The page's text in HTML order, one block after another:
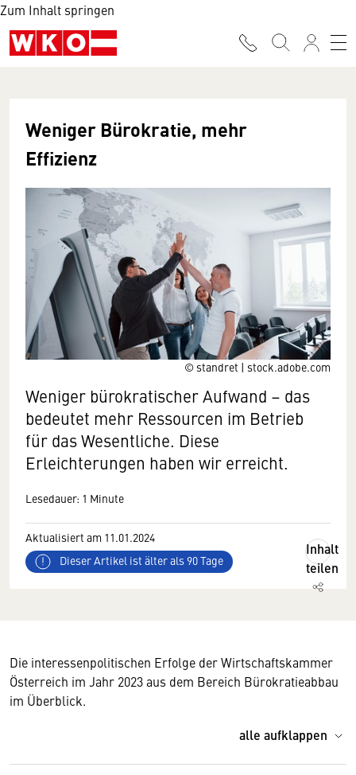
Zum Inhalt springen
© standret | stock.adobe.com
Weniger Bürokratie, mehr
Effizienz
Weniger bürokratischer Aufwand – das
bedeutet mehr Ressourcen im Betrieb
für das Wesentliche. Diese
Erleichterungen haben wir erreicht.
Lesedauer: 1 Minute
Aktualisiert am 11.01.2024
Dieser Artikel ist älter als 90 Tage
Inhalt
teilen
Die interessenpolitischen Erfolge der Wirtschaftskammer
Österreich im Jahr 2023 aus dem Bereich Bürokratieabbau
im Überblick.
alle aufklappen